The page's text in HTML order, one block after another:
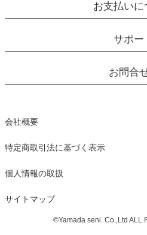
お支払いに
サポー
お問合
会社概要
特定商取引法に基づく表示
個人情報の取扱
サイトマップ
©Yamada seni. Co.,Ltd ALL